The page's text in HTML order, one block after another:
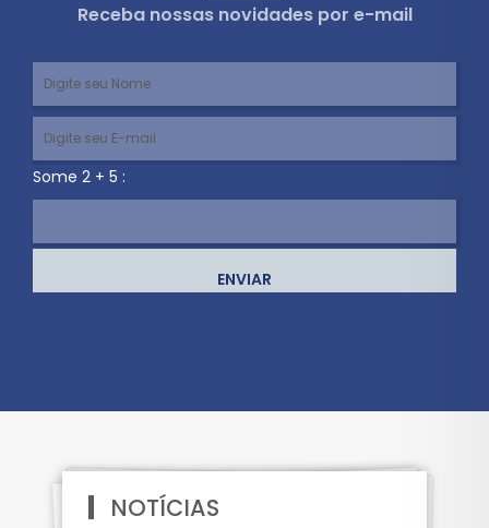
Receba nossas novidades por e-mail
Some 2 + 5 :
ENVIAR
NOTÍCIAS